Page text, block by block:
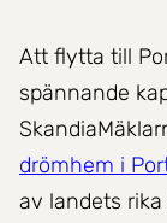
Att flytta till
spännande
drömhem i
av landets